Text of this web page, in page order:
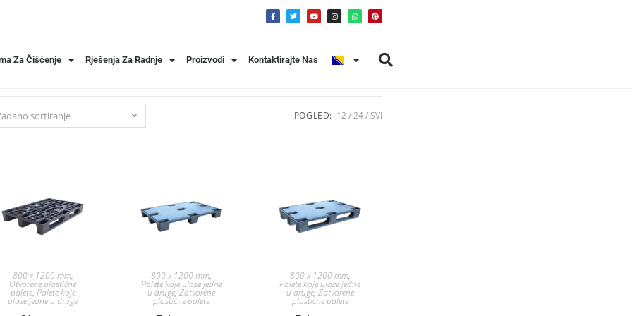
Za Čišćenje Rješenja Za Radnje Proizvodi Kontaktirajte Nas
sortiranje POGLED: 12 24 SVI
800 x 1200 mm,
Otvorene plastične
palete, Palete koje
ulaze jedne u druge
800 x 1200 mm,
Palete koje ulaze jedne
u druge,Zatvorene
plastične palete
800 x 1200 mm,
Palete koje ulaze jedne
u druge, Zatvorene
plastične palete